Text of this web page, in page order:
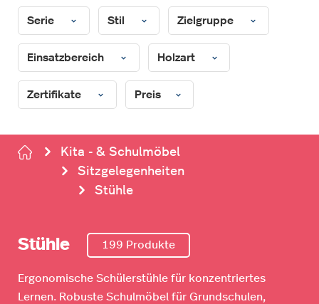
Serie Stil Zielgruppe
Einsatzbereich Holzart
Zertifikate Preis
Kita - & Schulmöbel
Sitzgelegenheiten
Stühle
Stühle 199 Produkte
Ergonomische Schülerstühle für konzentriertes
Lernen. Robuste Schulmöbel für Grundschulen,